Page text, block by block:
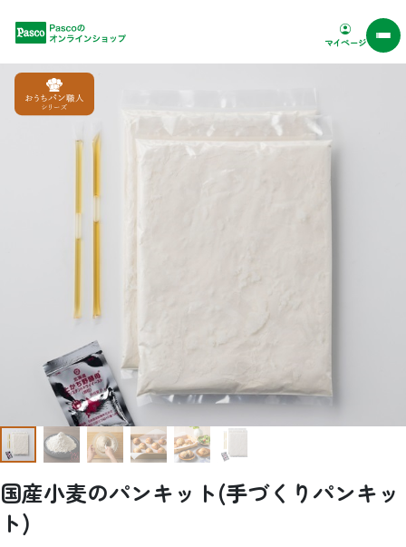
Pascoオンラインショップ マイページ
国産小麦のパンキット(手づくりパンキッ
ト)